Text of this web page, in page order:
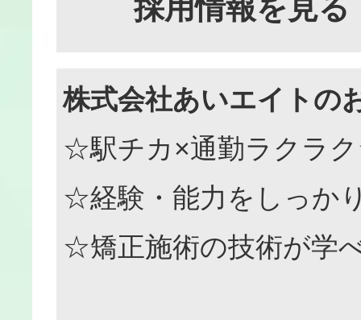
採用情報を見る
株式会社あいエイトの
☆駅チカ×通勤ラクラ
☆経験・能力をしっか
☆矯正施術の技術が学